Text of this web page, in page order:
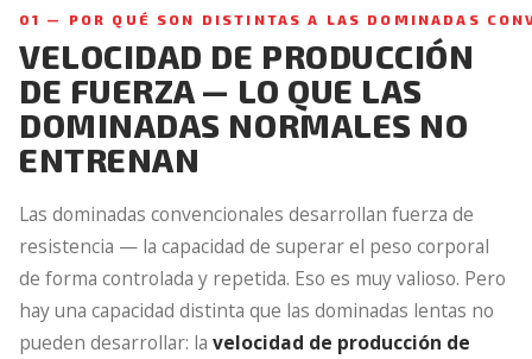
01 — POR QUÉ SON DISTINTAS A LAS DOMINADAS
VELOCIDAD DE PRODUCCIÓN
DE FUERZA — LO QUE LAS
DOMINADAS NORMALES NO
ENTRENAN
Las dominadas convencionales desarrollan fuerza de
resistencia — la capacidad de superar el peso corporal
de forma controlada y repetida. Eso es muy valioso. Pero
hay una capacidad distinta que las dominadas lentas no
pueden desarrollar: la velocidad de producción de